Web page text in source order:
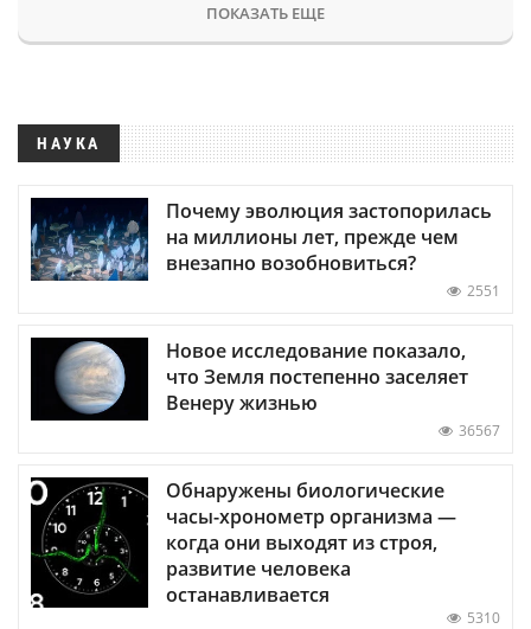
ПОКАЗАТЬ ЕЩЕ
НАУКА
Почему эволюция застопорилась
на миллионы лет, прежде чем
внезапно возобновиться?
2551
Новое исследование показало,
что Земля постепенно заселяет
Венеру жизнью
36567
Обнаружены биологические
часы-хронометр организма —
когда они выходят из строя,
развитие человека
останавливается
5310